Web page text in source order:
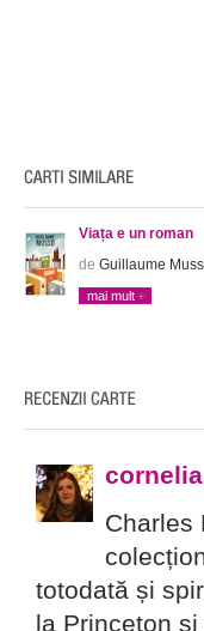
Viața e un roman
de Guillaume
mai mult
Charles
totodată și
la Princeton